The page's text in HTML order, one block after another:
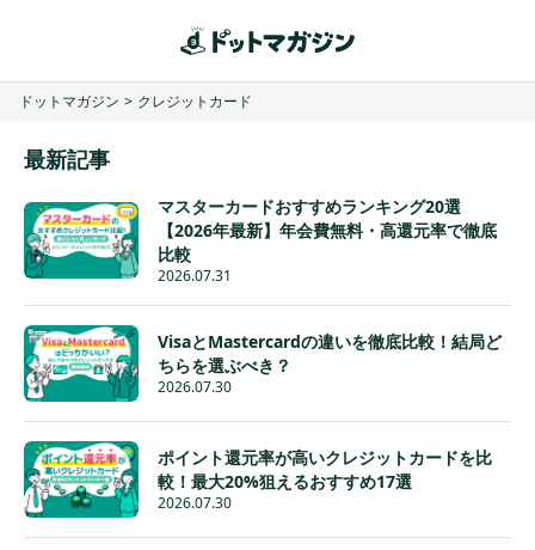
ドットマガジン > クレジットカード
最新記事
マスターカードおすすめランキング20選
【2026年最新】年会費無料・高還元率で徹底
比較
2026.07.31
VisaとMastercardの違いを徹底比較！結局ど
ちらを選ぶべき？
2026.07.30
ポイント還元率が高いクレジットカードを比
較！最大20%狙えるおすすめ17選
2026.07.30